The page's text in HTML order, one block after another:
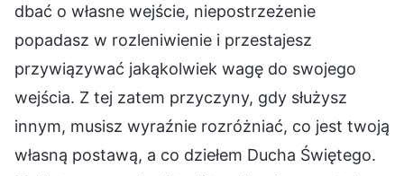
dbać o własne wejście, niepostrzeżenie
popadasz w rozleniwienie i przestajesz
przywiązywać jakąkolwiek wagę do swojego
wejścia. Z tej zatem przyczyny, gdy służysz
innym, musisz wyraźnie rozróżniać, co jest twoją
własną postawą, a co dziełem Ducha Świętego.